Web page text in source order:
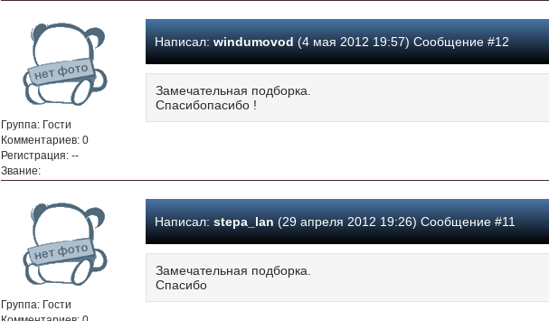
Группа: Гости
Комментариев: 0
Регистрация: --
Звание:
Написал: windumovod(4 мая 2012 19:57) Сообщение #12
Замечательная подборка.
Спасибопасибо !
Группа: Гости
Написал: stepa_lan(29 апреля 2012 19:26) Сообщение #11
Замечательная подборка.
Спасибо